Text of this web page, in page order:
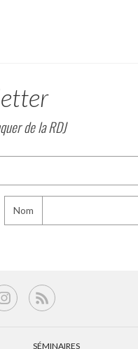
de la RDJ
Nom
SÉMINAIRES